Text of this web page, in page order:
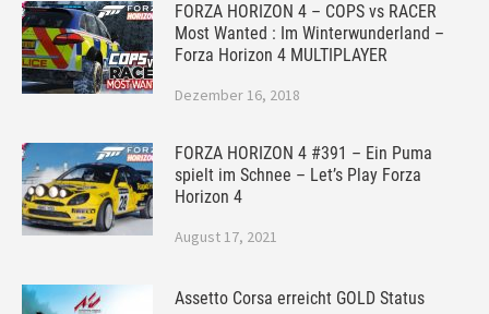
FORZA HORIZON 4 – COPS vs RACER
Most Wanted : Im Winterwunderland –
Forza Horizon 4 MULTIPLAYER
Dezember 16, 2018
FORZA HORIZON 4 #391 – Ein Puma
spielt im Schnee – Let’s Play Forza
Horizon 4
August 17, 2021
Assetto Corsa erreicht GOLD Status